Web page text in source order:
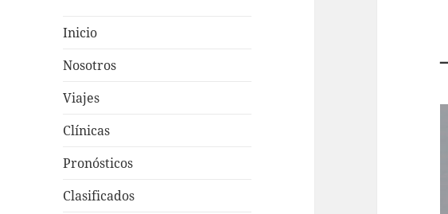
Inicio
Nosotros
Viajes
Clínicas
Pronósticos
Clasificados